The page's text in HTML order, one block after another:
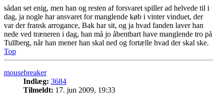
sådan set enig, men han og resten af forsvaret spiller ad helvede til i
dag, ja nogle har ansvaret for manglende køb i vinter vinduet, der
var der fransk arrogance, Bak har sit, og ja hvad fanden laver han
nede ved træneren i dag, han må jo åbentbart have manglende tro på
Tullberg, når han mener han skal ned og fortælle hvad der skal ske.
Top
mousebreaker
Indlæg: 3684
Tilmeldt: 17. jun 2009, 19:33